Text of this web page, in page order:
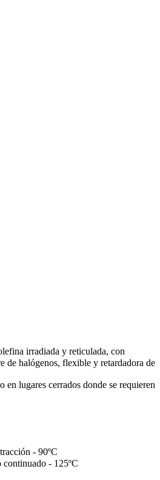
irradiada y reticulada, con
de halógenos, flexible y retardadora de
lugares cerrados donde se requieren
- 90ºC
continuado - 125ºC